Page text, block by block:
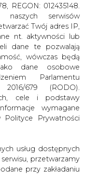
SIĘ
REGON: 012435148.
naszych serwisów
Twój adres IP,
nt. aktywności lub
dane te pozwalają
wówczas będą
dane osobowe
Parlamentu
679 (RODO).
cele i podstawy
wymagane
Prywatności
usług dostępnych
przetwarzamy
przy zakładaniu